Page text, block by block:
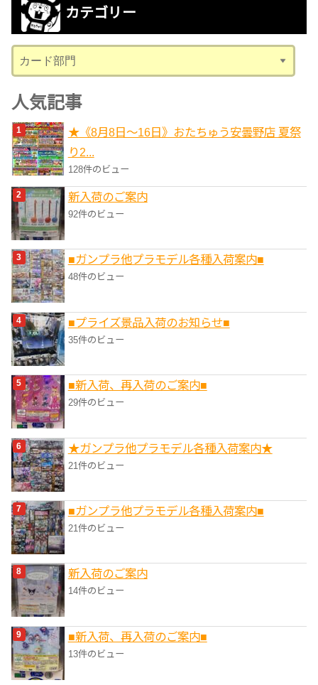
ブ
カテゴリー
テ
ゴ
リ
ー
人気記事
★《8月8日～16日》おたちゅう安曇野店 夏祭
り2...
128件のビュー
新入荷のご案内
92件のビュー
■ガンプラ他プラモデル各種入荷案内■
48件のビュー
■プライズ景品入荷のお知らせ■
35件のビュー
■新入荷、再入荷のご案内■
29件のビュー
★ガンプラ他プラモデル各種入荷案内★
21件のビュー
■ガンプラ他プラモデル各種入荷案内■
21件のビュー
新入荷のご案内
14件のビュー
■新入荷、再入荷のご案内■
13件のビュー